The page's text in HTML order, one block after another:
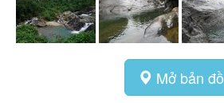
Mở bản đồ